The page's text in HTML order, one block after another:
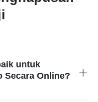
untuk
Secara Online?